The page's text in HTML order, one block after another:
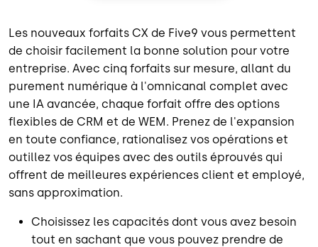
Les nouveaux forfaits CX de Five9 vous permettent
de choisir facilement la bonne solution pour votre
entreprise. Avec cinq forfaits sur mesure, allant du
purement numérique à l'omnicanal complet avec
une IA avancée, chaque forfait offre des options
flexibles de CRM et de WEM. Prenez de l'expansion
en toute confiance, rationalisez vos opérations et
outillez vos équipes avec des outils éprouvés qui
offrent de meilleures expériences client et employé,
sans approximation.
Choisissez les capacités dont vous avez besoin
tout en sachant que vous pouvez prendre de